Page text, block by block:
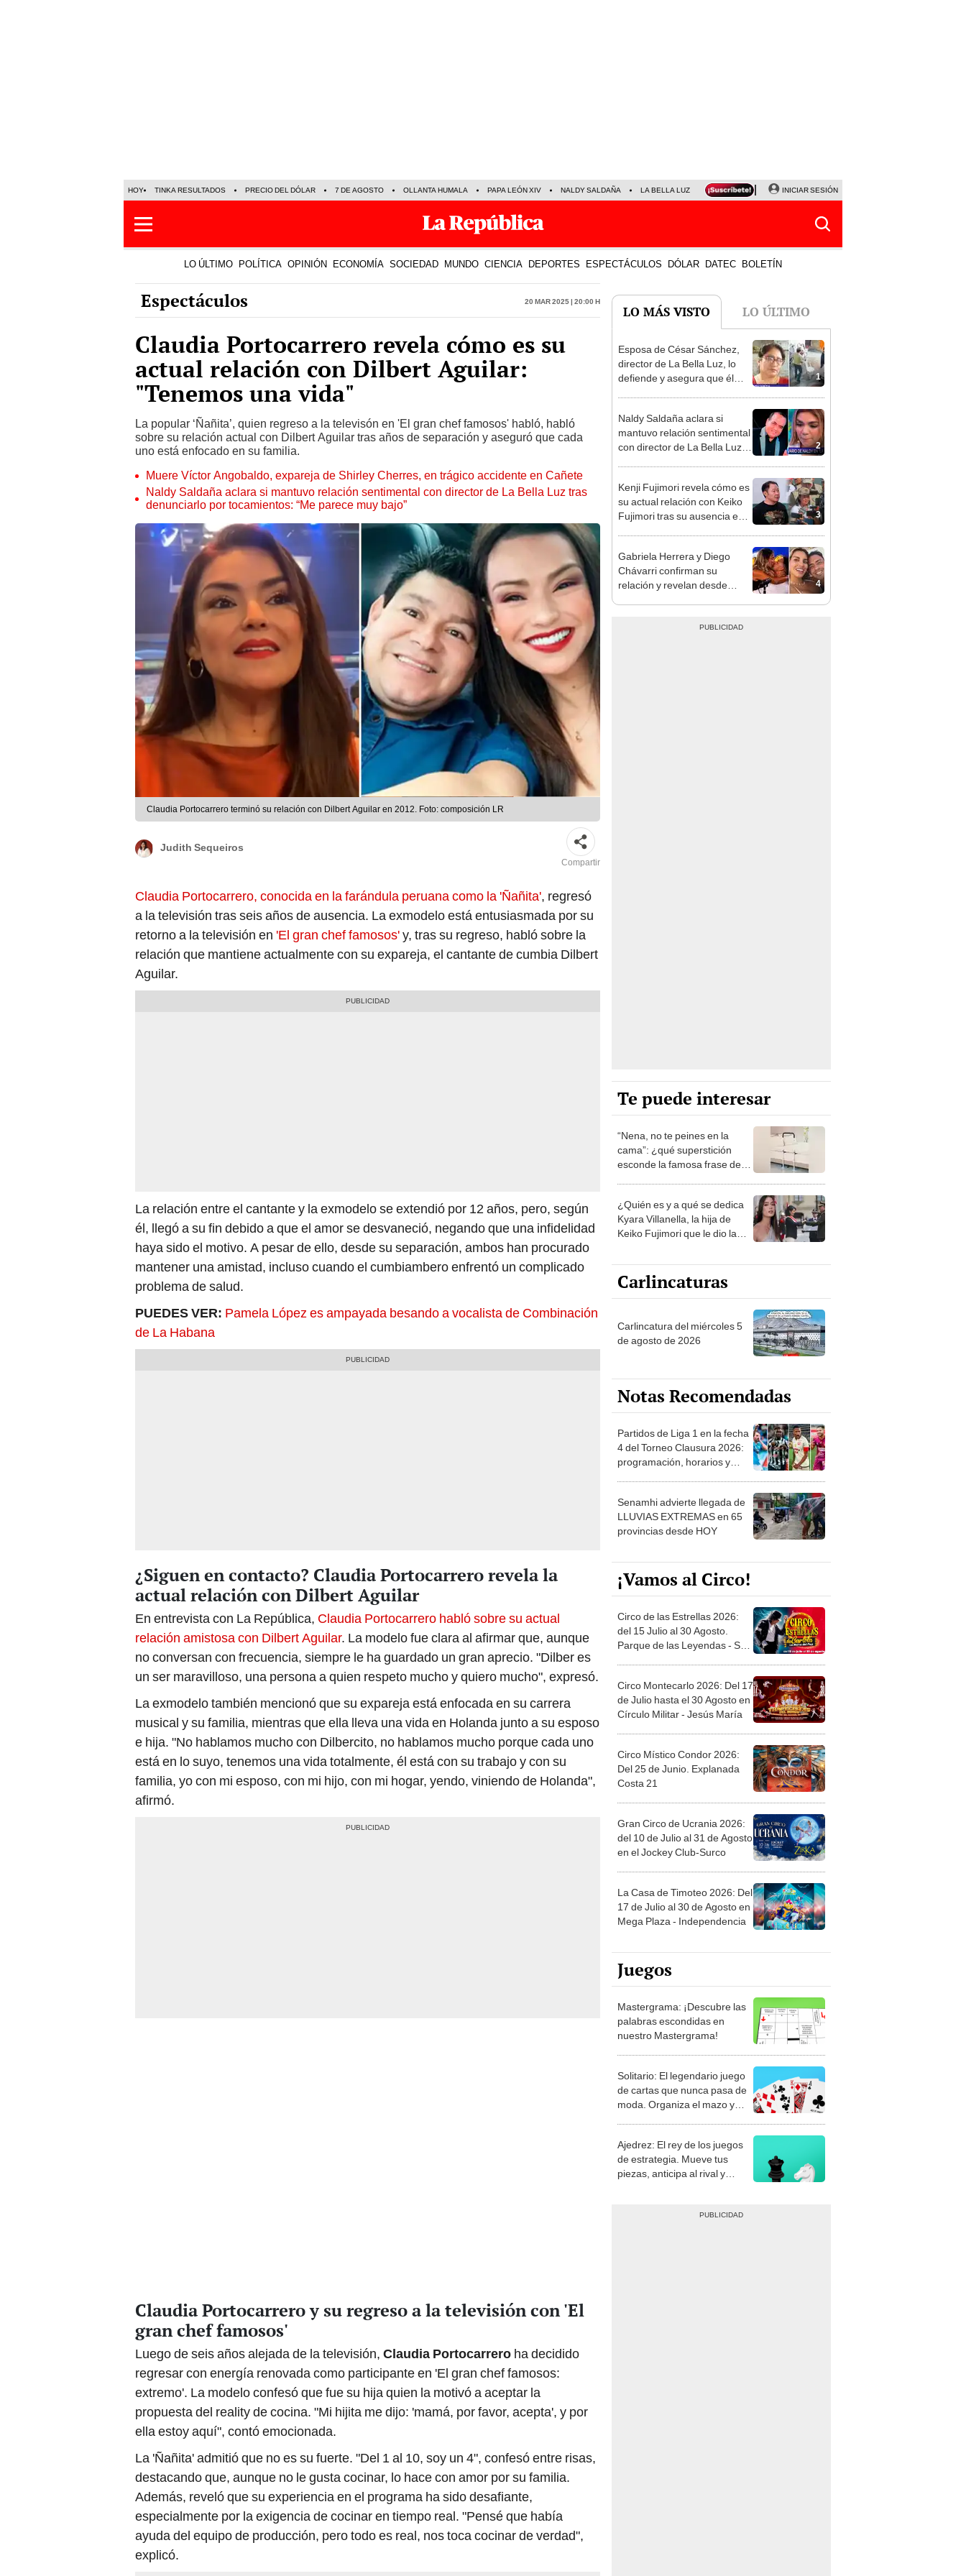
HOY TINKA RESULTADOS PRECIO DEL DÓLAR 7 DE AGOSTO OLLANTA HUMALA PAPA LEÓN XIV NALDY SALDAÑA LA BELLA LUZ MAGALY MEDINA SINUANO RESULTADOS HOY
INICIAR SESIÓN
LO ÚLTIMO POLÍTICA OPINIÓN ECONOMÍA SOCIEDAD MUNDO CIENCIA DEPORTES ESPECTÁCULOS DÓLAR DATEC BOLETÍN
Espectáculos 20 Mar 2025 | 20:00 h
Claudia Portocarrero revela cómo es su
actual relación con Dilbert Aguilar:
"Tenemos una vida"
La popular ‘Ñañita’, quien regreso a la televisón en 'El gran chef famosos' habló, habló
sobre su relación actual con Dilbert Aguilar tras años de separación y aseguró que cada
uno está enfocado en su familia.
Muere Víctor Angobaldo, expareja de Shirley Cherres, en trágico accidente en Cañete
Naldy Saldaña aclara si mantuvo relación sentimental con director de La Bella Luz tras
denunciarlo por tocamientos: “Me parece muy bajo”
Claudia Portocarrero terminó su relación con Dilbert Aguilar en 2012. Foto: composición LR
Judith Sequeiros
Compartir
Claudia Portocarrero, conocida en la farándula peruana como la 'Ñañita', regresó
a la televisión tras seis años de ausencia. La exmodelo está entusiasmada por su
retorno a la televisión en 'El gran chef famosos'y, tras su regreso, habló sobre la
relación que mantiene actualmente con su expareja, el cantante de cumbia Dilbert
Aguilar.
La relación entre el cantante y la exmodelo se extendió por 12 años, pero, según
él, llegó a su fin debido a que el amor se desvaneció, negando que una infidelidad
haya sido el motivo. A pesar de ello, desde su separación, ambos han procurado
mantener una amistad, incluso cuando el cumbiambero enfrentó un complicado
problema de salud.
PUEDES VER: Pamela López es ampayada besando a vocalista de Combinación
de La Habana
¿Siguen en contacto? Claudia Portocarrero revela la
actual relación con Dilbert Aguilar
En entrevista con La República, Claudia Portocarrero habló sobre su actual
relación amistosa con Dilbert Aguilar. La modelo fue clara al afirmar que, aunque
no conversan con frecuencia, siempre le ha guardado un gran aprecio. "Dilber es
un ser maravilloso, una persona a quien respeto mucho y quiero mucho", expresó.
La exmodelo también mencionó que su expareja está enfocada en su carrera
musical y su familia, mientras que ella lleva una vida en Holanda junto a su esposo
e hija. "No hablamos mucho con Dilbercito, no hablamos mucho porque cada uno
está en lo suyo, tenemos una vida totalmente, él está con su trabajo y con su
familia, yo con mi esposo, con mi hijo, con mi hogar, yendo, viniendo de Holanda",
afirmó.
Claudia Portocarrero y su regreso a la televisión con 'El
gran chef famosos'
Luego de seis años alejada de la televisión, Claudia Portocarrero ha decidido
regresar con energía renovada como participante en 'El gran chef famosos:
extremo'. La modelo confesó que fue su hija quien la motivó a aceptar la
propuesta del reality de cocina. "Mi hijita me dijo: 'mamá, por favor, acepta', y por
ella estoy aquí", contó emocionada.
La 'Ñañita' admitió que no es su fuerte. "Del 1 al 10, soy un 4", confesó entre risas,
destacando que, aunque no le gusta cocinar, lo hace con amor por su familia.
Además, reveló que su experiencia en el programa ha sido desafiante,
especialmente por la exigencia de cocinar en tiempo real. "Pensé que había
ayuda del equipo de producción, pero todo es real, nos toca cocinar de verdad",
explicó.
LO MÁS VISTO LO ÚLTIMO
1
Esposa de César Sánchez,
director de La Bella Luz, lo
defiende y asegura que él
dos años"
2
Naldy Saldaña aclara si
mantuvo relación sentimental
con director de La Bella Luz
bajo”
3
Kenji Fujimori revela cómo es
su actual relación con Keiko
Fujimori tras su ausencia en
4
Gabriela Herrera y Diego
Chávarri confirman su
relación y revelan desde
Te puede interesar
“Nena, no te peines en la
cama”: ¿qué superstición
esconde la famosa frase de
¿Quién es y a qué se dedica
Kyara Villanella, la hija de
Keiko Fujimori que le dio la
Carlincaturas
Carlincatura del miércoles 5
de agosto de 2026
Notas Recomendadas
Partidos de Liga 1 en la fecha
4 del Torneo Clausura 2026:
programación, horarios y
Senamhi advierte llegada de
LLUVIAS EXTREMAS en 65
provincias desde HOY
¡Vamos al Circo!
Circo de las Estrellas 2026:
del 15 Julio al 30 Agosto.
Parque de las Leyendas - San
Circo Montecarlo 2026: Del 17
de Julio hasta el 30 Agosto en
Círculo Militar - Jesús María
Circo Místico Condor 2026:
Del 25 de Junio. Explanada
Costa 21
Gran Circo de Ucrania 2026:
del 10 de Julio al 31 de Agosto
en el Jockey Club-Surco
La Casa de Timoteo 2026: Del
17 de Julio al 30 de Agosto en
Mega Plaza - Independencia
Juegos
Mastergrama: ¡Descubre las
palabras escondidas en
nuestro Mastergrama!
Solitario: El legendario juego
de cartas que nunca pasa de
moda. Organiza el mazo y
Ajedrez: El rey de los juegos
de estrategia. Mueve tus
piezas, anticipa al rival y